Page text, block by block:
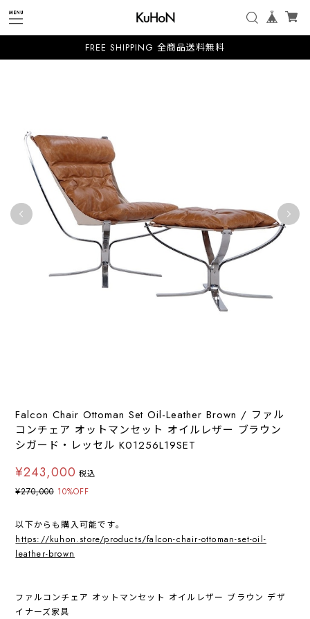
FREE SHIPPING 全商品送料無料
Falcon Chair Ottoman Set Oil-Leather Brown / ファル
コンチェア オットマンセット オイルレザー ブラウン
シガード・レッセル K01256L19SET
¥243,000 税込
¥270,000 10%OFF
以下からも購入可能です。
https://kuhon.store/products/falcon-chair-ottoman-set-oil-
leather-brown
ファルコンチェア オットマンセット オイルレザー ブラウン デザ
イナーズ家具